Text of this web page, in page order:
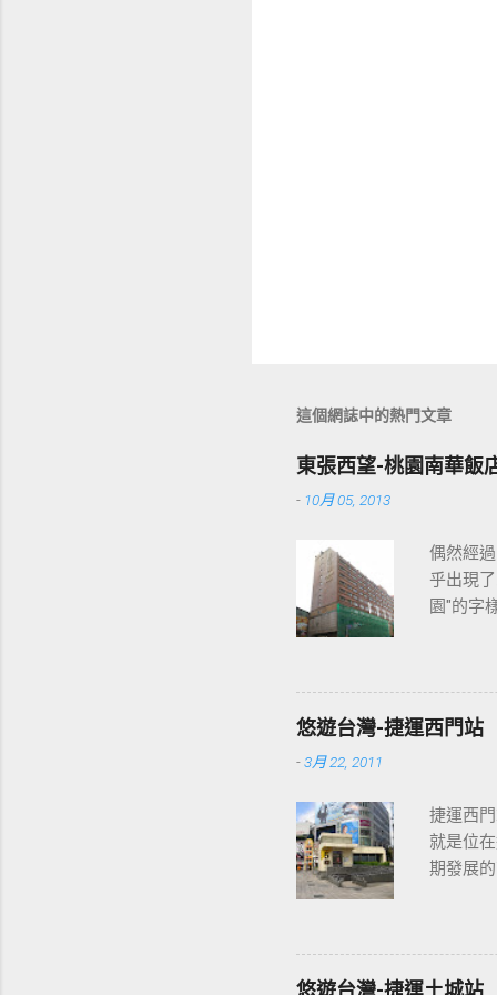
這個網誌中的熱門文章
東張西望-桃園南華飯
- 10月 05, 2013
偶然經
乎出現
園"的字
悠遊台灣-捷運西門站
-3月 22, 2011
捷運西
就是位
期發展
] - [ 台
悠遊台灣-捷運土城站